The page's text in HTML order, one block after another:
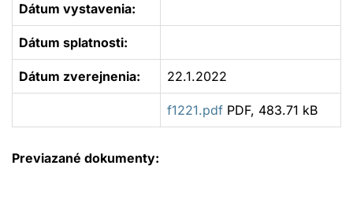
Dátum vystavenia:
Dátum splatnosti:
Dátum zverejnenia: 22.1.2022
f1221.pdf PDF, 483.71 kB
Previazané dokumenty: